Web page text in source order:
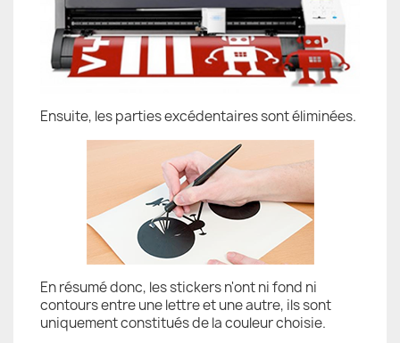
Ensuite, les parties excédentaires sont éliminées.
En résumé donc, les stickers n'ont ni fond ni
contours entre une lettre et une autre, ils sont
uniquement constitués de la couleur choisie.